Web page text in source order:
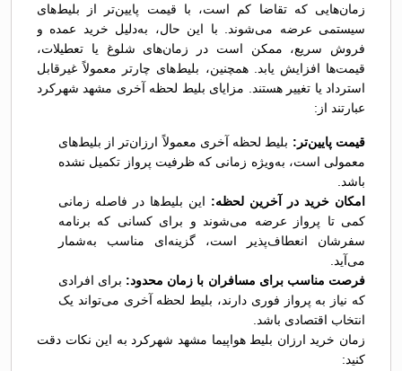
زمان‌هایی که تقاضا کم است، با قیمت پایین‌تر از بلیط‌های
سیستمی عرضه می‌شوند. با این حال، به‌دلیل خرید عمده و
فروش سریع، ممکن است در زمان‌های شلوغ یا تعطیلات،
قیمت‌ها افزایش یابد. همچنین، بلیط‌های چارتر معمولاً غیرقابل
استرداد یا تغییر هستند. مزایای بلیط لحظه آخری مشهد شهرکرد
عبارتند از:
قیمت پایین‌تر: بلیط لحظه آخری معمولاً ارزان‌تر از بلیط‌های
معمولی است، به‌ویژه زمانی که ظرفیت پرواز تکمیل نشده
باشد.
امکان خرید در آخرین لحظه: این بلیط‌ها در فاصله زمانی
کمی تا پرواز عرضه می‌شوند و برای کسانی که برنامه
سفرشان انعطاف‌پذیر است، گزینه‌ای مناسب به‌شمار
می‌آید.
فرصت مناسب برای مسافران با زمان محدود: برای افرادی
که نیاز به پرواز فوری دارند، بلیط لحظه آخری می‌تواند یک
انتخاب اقتصادی باشد.
زمان خرید ارزان بلیط هواپیما مشهد شهرکرد به این نکات دقت
کنید: